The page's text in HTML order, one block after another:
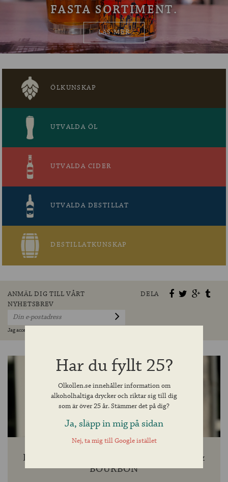
OM ÖLKOLLEN
KONTAKTA OSS
FASTA SORTIMENT.
LÄS MER
ÖLKUNSKAP
UTVALDA ÖL
UTVALDA CIDER
UTVALDA DESTILLAT
DESTILLATKUNSKAP
ANMÄL DIG TILL VÅRT
NYHETSBREV
Jag accepterar villkoren »
DELA
FEM SNABBA FRÅGOR TILL WHISKY &
BOURBON
Har du fyllt 25?
Olkollen.se innehåller information om
alkoholhaltiga drycker och riktar sig till dig
som är över 25 år. Stämmer det på dig?
Ja, släpp in mig på sidan
Nej, ta mig till Google istället